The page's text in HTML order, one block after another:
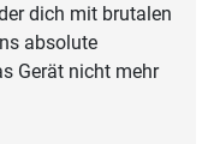
dich mit brutalen
absolute
Gerät nicht mehr